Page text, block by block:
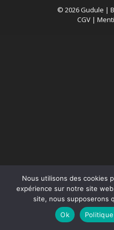
© 2026 Gudule |
CGV |
Nous utilisons des cookies
expérience sur notre site
site, nous supposerons
Ok